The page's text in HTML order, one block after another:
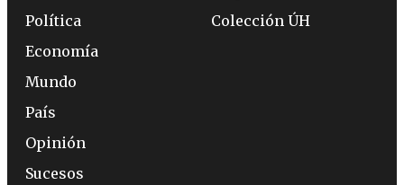
Política
Economía
Mundo
País
Opinión
Sucesos
Colección ÚH